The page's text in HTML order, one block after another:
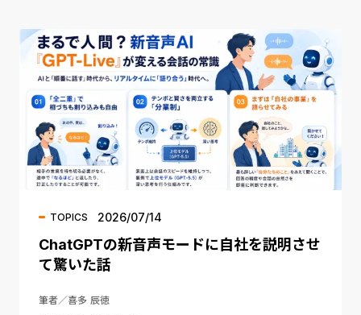
TOPICS 2026/07/14
ChatGPTの新音声モードに自社を説明させ
て驚いた話
筆者／喜多 辰徳